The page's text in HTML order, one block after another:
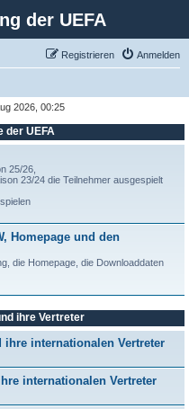
der UEFA
Anmelden
Registrieren
2026, 00:25
der UEFA
25/26,
23/24 die Teilnehmer ausgespielt
Homepage und den
die Homepage, die Downloaddaten
ihre Vertreter
internationalen Vertreter
internationalen Vertreter